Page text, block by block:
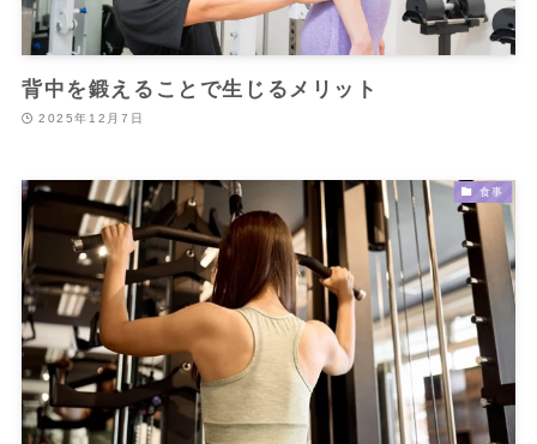
背中を鍛えることで生じるメリット
2025年12月7日
食事